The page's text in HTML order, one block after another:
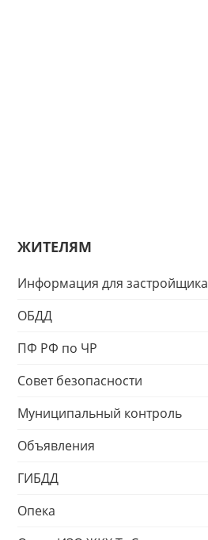
ЖИТЕЛЯМ
Информация для застройщика
ОБДД
ПФ РФ по ЧР
Совет безопасности
Муниципальный контроль
Объявления
ГИБДД
Опека